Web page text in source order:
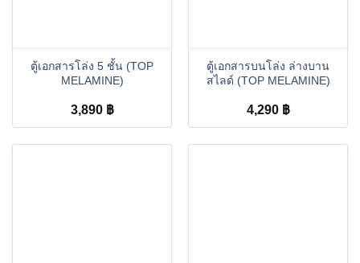
ตู้เอกสารโล่ง 5 ชั้น (TOP
MELAMINE)
3,890 ฿
ตู้เอกสารบนโล่ง ล่างบาน
สไลด์ (TOP MELAMINE)
4,290 ฿